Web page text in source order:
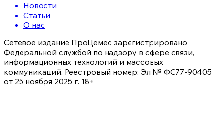
Новости
Статьи
О нас
Сетевое издание ПроЦемес зарегистрировано
Федеральной службой по надзору в сфере связи,
информационных технологий и массовых
коммуникаций. Реестровый номер: Эл № ФС77-90405
от 25 ноября 2025 г. 18+